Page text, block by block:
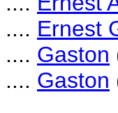
.... Ernest
.... Gaston
.... Gaston